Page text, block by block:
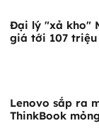
Đại lý "xả kho"
giá tới 107 triệu
Lenovo sắp ra
ThinkBook